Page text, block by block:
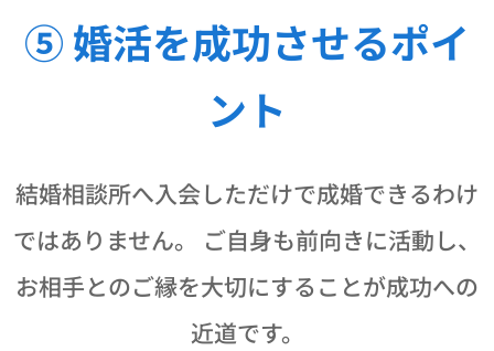
⑤ 婚活を成功させるポイ
ント
結婚相談所へ入会しただけで成婚できるわけ
ではありません。 ご自身も前向きに活動し、
お相手とのご縁を大切にすることが成功への
近道です。